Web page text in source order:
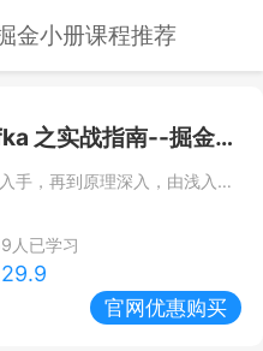
金小册课程推荐
之实战指南--掘金小册课程推荐/优惠
从基础概念入手，再到原理深入，由浅入深理解 Kafka
人已学习
29.9
官网优惠购买